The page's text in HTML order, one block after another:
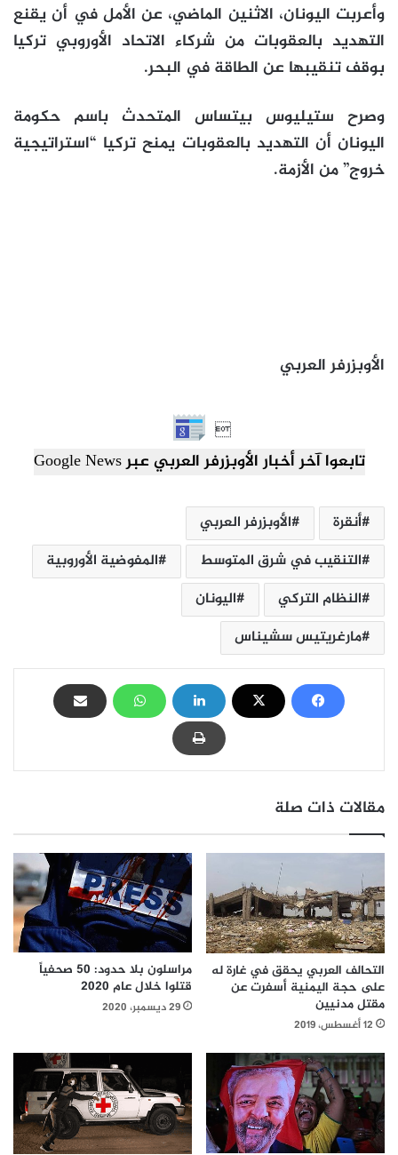
وأعربت اليونان، الاثنين الماضي، عن الأمل في أن يقنع
التهديد بالعقوبات من شركاء الاتحاد الأوروبي تركيا
بوقف تنقيبها عن الطاقة في البحر.
وصرح ستيليوس بيتساس المتحدث باسم حكومة
اليونان أن التهديد بالعقوبات يمنح تركيا “استراتيجية
خروج” من الأزمة.
الأوبزرفر العربي

تابعوا آخر أخبار الأوبزرفر العربي عبر Google News
أنقرة
الأوبزرفر العربي
التنقيب في شرق المتوسط
المفوضية الأوروبية
النظام التركي
اليونان
مارغريتيس سشيناس
مقالات ذات صلة
التحالف العربي يحقق في غارة له
على حجة اليمنية أسفرت عن
مقتل مدنيين
12 أغسطس، 2019
مراسلون بلا حدود: 50 صحفياً
قتلوا خلال عام 2020
29 ديسمبر، 2020